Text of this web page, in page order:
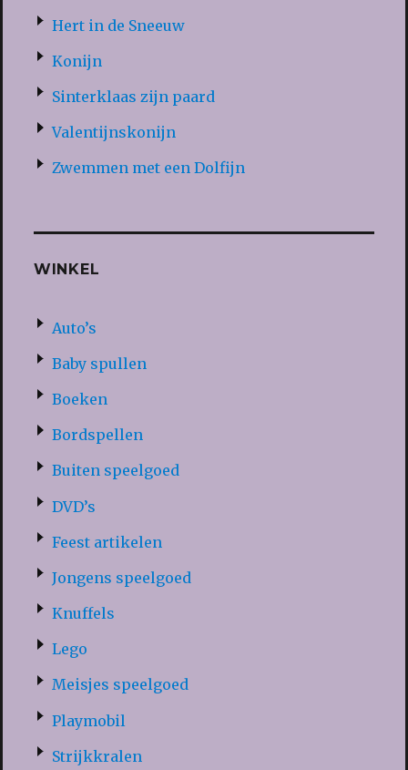
Hert in de Sneeuw
Konijn
Sinterklaas zijn paard
Valentijnskonijn
Zwemmen met een Dolfijn
WINKEL
Auto’s
Baby spullen
Boeken
Bordspellen
Buiten speelgoed
DVD’s
Feest artikelen
Jongens speelgoed
Knuffels
Lego
Meisjes speelgoed
Playmobil
Strijkkralen